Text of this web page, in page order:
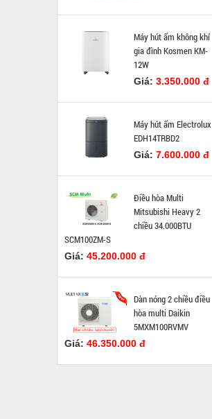
Máy hút ẩm không khí
gia đình Kosmen KM-
12W
Giá: 3.350.000 đ
Máy hút ẩm Electrolux
EDH14TRBD2
Giá: 7.600.000 đ
Điều hòa Multi
Mitsubishi Heavy 2
chiều 34.000BTU
SCM100ZM-S
Giá: 45.200.000 đ
Dàn nóng 2 chiều điều
hòa multi Daikin
5MXM100RVMV
Giá: 46.350.000 đ